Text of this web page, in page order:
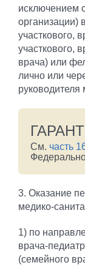
исключением
организации)
участкового,
участкового,
врача) или
лично или
руководителя
См. часть
3. Оказание
медико-
1) по
врача-
(семейного